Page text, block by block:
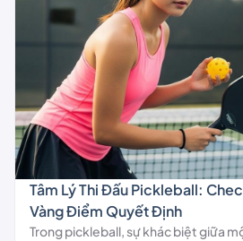
Tâm Lý Thi Đấu Pickleball:
Vàng Điểm Quyết Định
Trong pickleball, sự khác biệt giữa